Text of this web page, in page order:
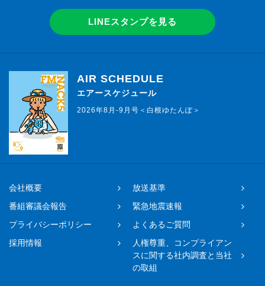
LINEスタンプを見る
AIR SCHEDULE
エアースケジュール
2026年8月-9月号＜白根ゆたんぽ＞
会社概要
放送基準
番組審議会報告
緊急地震速報
プライバシーポリシー
よくあるご質問
採用情報
人権尊重、コンプライアン
スに関する社内調査と当社
の取組